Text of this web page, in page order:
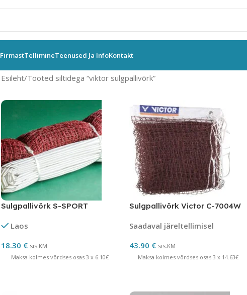
FirmastTellimineTeenused Ja InfoKontakt
Esileht Tooted siltidega “viktor sulgpallivõrk”
Sulgpallivõrk S-SPORT
Laos
18.30 € sis.KM
Maksa kolmes võrdses osas 3 x 6.10€
Sulgpallivõrk Victor C-7004W
Saadaval järeltellimisel
43.90 € sis.KM
Maksa kolmes võrdses osas 3 x 14.63€